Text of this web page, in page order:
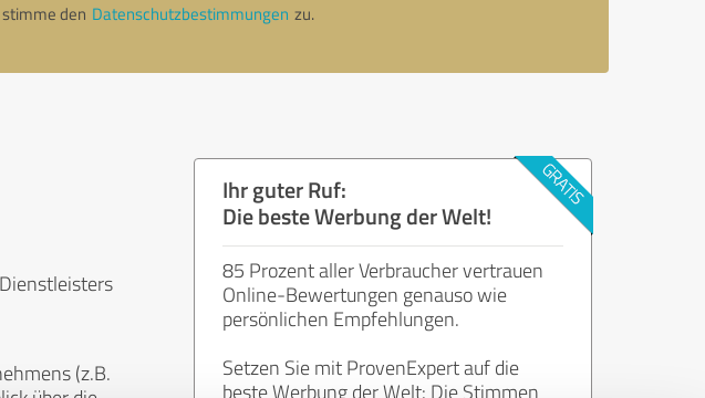
stimme den Datenschutzbestimmungen zu.
(z.B.
Ihr guter Ruf:
Die beste Werbung der Welt!
85 Prozent aller Verbraucher vertrauen
Online-Bewertungen genauso wie
persönlichen Empfehlungen.
Setzen Sie mit ProvenExpert auf die
beste Werbung der Welt: Die Stimmen